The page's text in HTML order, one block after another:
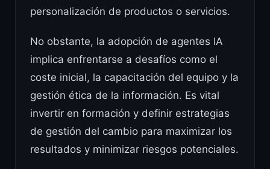
personalización de productos o servicios.
No obstante, la adopción de agentes IA
implica enfrentarse a desafíos como el
coste inicial, la capacitación del equipo y la
gestión ética de la información. Es vital
invertir en formación y definir estrategias
de gestión del cambio para maximizar los
resultados y minimizar riesgos potenciales.